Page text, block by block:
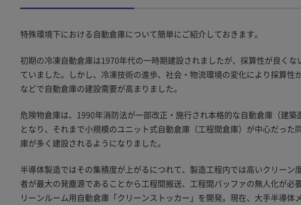
特殊環境下における自動倉庫について簡単にご紹介しておきます。
初期の冷凍自動倉庫は1970年代の一時期建設されましたが、採算性が良く
ていました。しかし、冷凍技術の進歩、社会・物流環境の変化により採算
などで自動倉庫の建設需要が高まりました。
危険物倉庫は、1990年消防法が一部改正・施行され本格的な自動倉庫（建築
となり、それまで小規模のユニット式自動倉庫（工程間倉庫）が中心だっ
庫が多く建設されるようになりました。
半導体製造ではその集積度が上がるにつれて、製造工程内では高いクリー
者が最大の発塵源であることから工程間搬送、工程間バッファの無人化が必
リーンルーム用自動倉庫「クリーンストッカー」を開発。現在、大手半導